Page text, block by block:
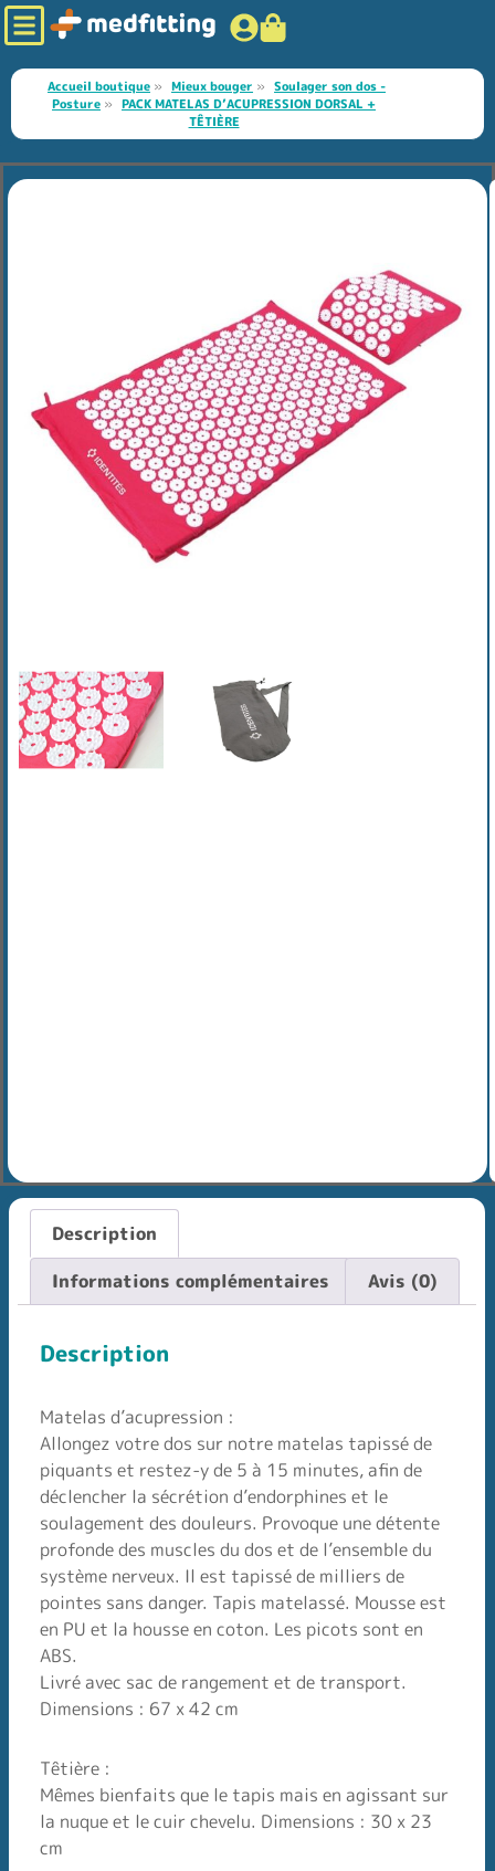
Accueil boutique » Mieux bouger » Soulager son dos -
Posture » PACK MATELAS D’ACUPRESSION DORSAL +
TÊTIÈRE
Description
Informations complémentaires
Avis (0)
Description
Matelas d’acupression :
Allongez votre dos sur notre matelas tapissé de
piquants et restez-y de 5 à 15 minutes, afin de
déclencher la sécrétion d’endorphines et le
soulagement des douleurs. Provoque une détente
profonde des muscles du dos et de l’ensemble du
système nerveux. Il est tapissé de milliers de
pointes sans danger. Tapis matelassé. Mousse est
en PU et la housse en coton. Les picots sont en
ABS.
Livré avec sac de rangement et de transport.
Dimensions : 67 x 42 cm
Têtière :
Mêmes bienfaits que le tapis mais en agissant sur
la nuque et le cuir chevelu. Dimensions : 30 x 23
cm